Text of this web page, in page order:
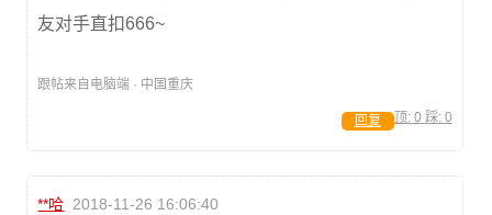
友对手直扣666~
跟帖来自电脑端 · 中国重庆
顶: 0 踩: 0
回复
**哈 2018-11-26 16:06:40